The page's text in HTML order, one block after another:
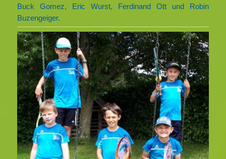
Buck Gomez, Eric Wurst, Ferdinand Ott und Robin
Buzengeiger.